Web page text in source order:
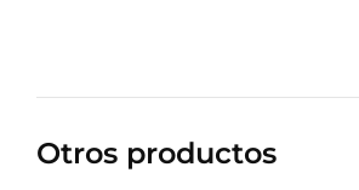
Otros productos